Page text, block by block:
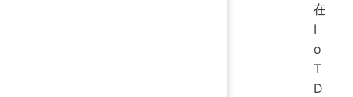
在
I
o
T
D